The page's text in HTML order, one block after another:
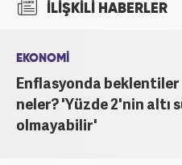
Gazetecilik kariyerini
İLİŞKİLİ HABERLER
EKONOMİ
Enflasyonda beklentiler
neler? 'Yüzde 2'nin altı
olmayabilir'